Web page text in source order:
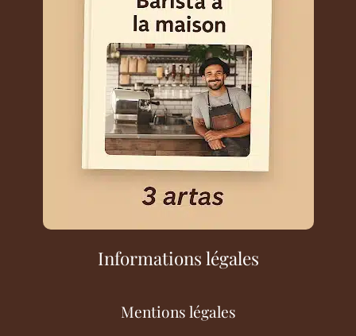
Informations légales
Mentions légales